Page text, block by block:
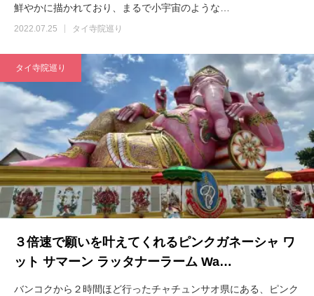
鮮やかに描かれており、まるで小宇宙のような…
2022.07.25 タイ寺院巡り
タイ寺院巡り
３倍速で願いを叶えてくれるピンクガネーシャ ワ
ット サマーン ラッタナーラーム Wa…
バンコクから２時間ほど行ったチャチュンサオ県にある、ピンク